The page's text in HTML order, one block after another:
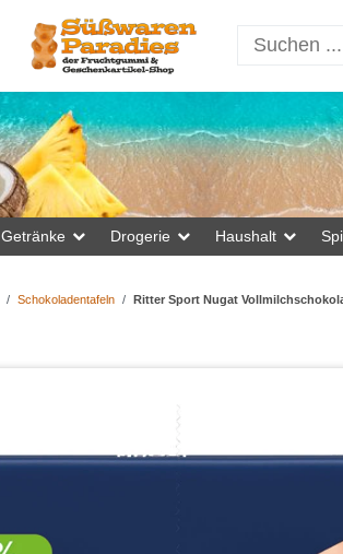
Getränke Drogerie Haushalt
Schokoladentafeln Ritter Sport Nugat